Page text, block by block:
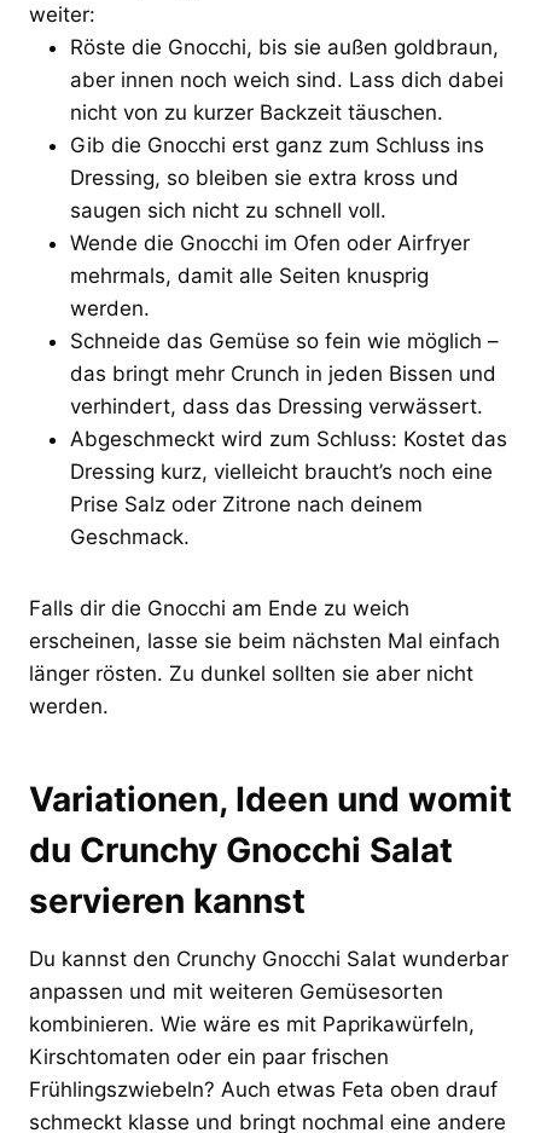
weiter:
Röste die Gnocchi, bis sie außen goldbraun,
aber innen noch weich sind. Lass dich dabei
nicht von zu kurzer Backzeit täuschen.
Gib die Gnocchi erst ganz zum Schluss ins
Dressing, so bleiben sie extra kross und
saugen sich nicht zu schnell voll.
Wende die Gnocchi im Ofen oder Airfryer
mehrmals, damit alle Seiten knusprig
werden.
Schneide das Gemüse so fein wie möglich –
das bringt mehr Crunch in jeden Bissen und
verhindert, dass das Dressing verwässert.
Abgeschmeckt wird zum Schluss: Kostet das
Dressing kurz, vielleicht braucht’s noch eine
Prise Salz oder Zitrone nach deinem
Geschmack.
Falls dir die Gnocchi am Ende zu weich
erscheinen, lasse sie beim nächsten Mal einfach
länger rösten. Zu dunkel sollten sie aber nicht
werden.
Variationen, Ideen und womit
du Crunchy Gnocchi Salat
servieren kannst
Du kannst den Crunchy Gnocchi Salat wunderbar
anpassen und mit weiteren Gemüsesorten
kombinieren. Wie wäre es mit Paprikawürfeln,
Kirschtomaten oder ein paar frischen
Frühlingszwiebeln? Auch etwas Feta oben drauf
schmeckt klasse und bringt nochmal eine andere